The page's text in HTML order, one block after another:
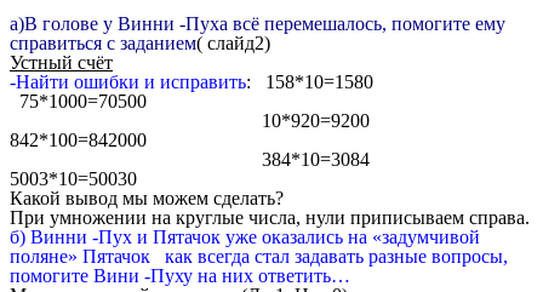
а)В голове у Винни -Пуха всё перемешалось, помогите ему
справиться с заданием( слайд2)
Устный счёт
-Найти ошибки и исправить: 158*10=1580
75*1000=70500
10*920=9200
842*100=842000
384*10=3084
5003*10=50030
Какой вывод мы можем сделать?
При умножении на круглые числа, нули приписываем справа.
б) Винни -Пух и Пятачок уже оказались на «задумчивой
поляне» Пятачок как всегда стал задавать разные вопросы,
помогите Вини -Пуху на них ответить…